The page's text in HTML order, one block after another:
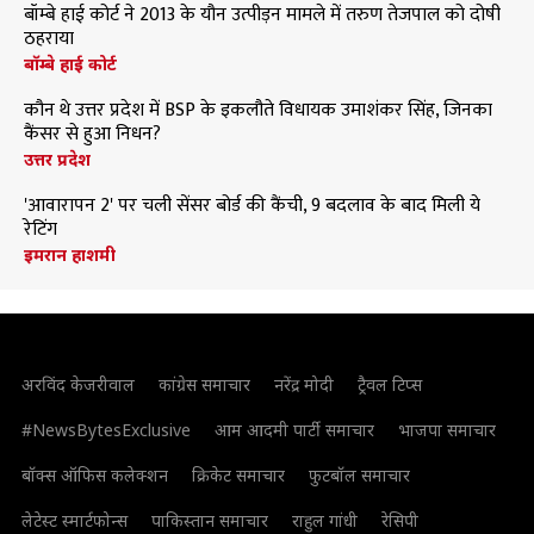
बॉम्बे हाई कोर्ट ने 2013 के यौन उत्पीड़न मामले में तरुण तेजपाल को दोषी
ठहराया
बॉम्बे हाई कोर्ट
कौन थे उत्तर प्रदेश में BSP के इकलौते विधायक उमाशंकर सिंह, जिनका
कैंसर से हुआ निधन?
उत्तर प्रदेश
'आवारापन 2' पर चली सेंसर बोर्ड की कैंची, 9 बदलाव के बाद मिली ये
रेटिंग
इमरान हाशमी
अरविंद केजरीवाल कांग्रेस समाचार नरेंद्र मोदी
ट्रैवल टिप्स
#NewsBytesExclusive
आम आदमी पार्टी समाचार
भाजपा समाचार
बॉक्स ऑफिस कलेक्शन
क्रिकेट समाचार
फुटबॉल समाचार
लेटेस्ट स्मार्टफोन्स
पाकिस्तान समाचार राहुल गांधी रेसिपी